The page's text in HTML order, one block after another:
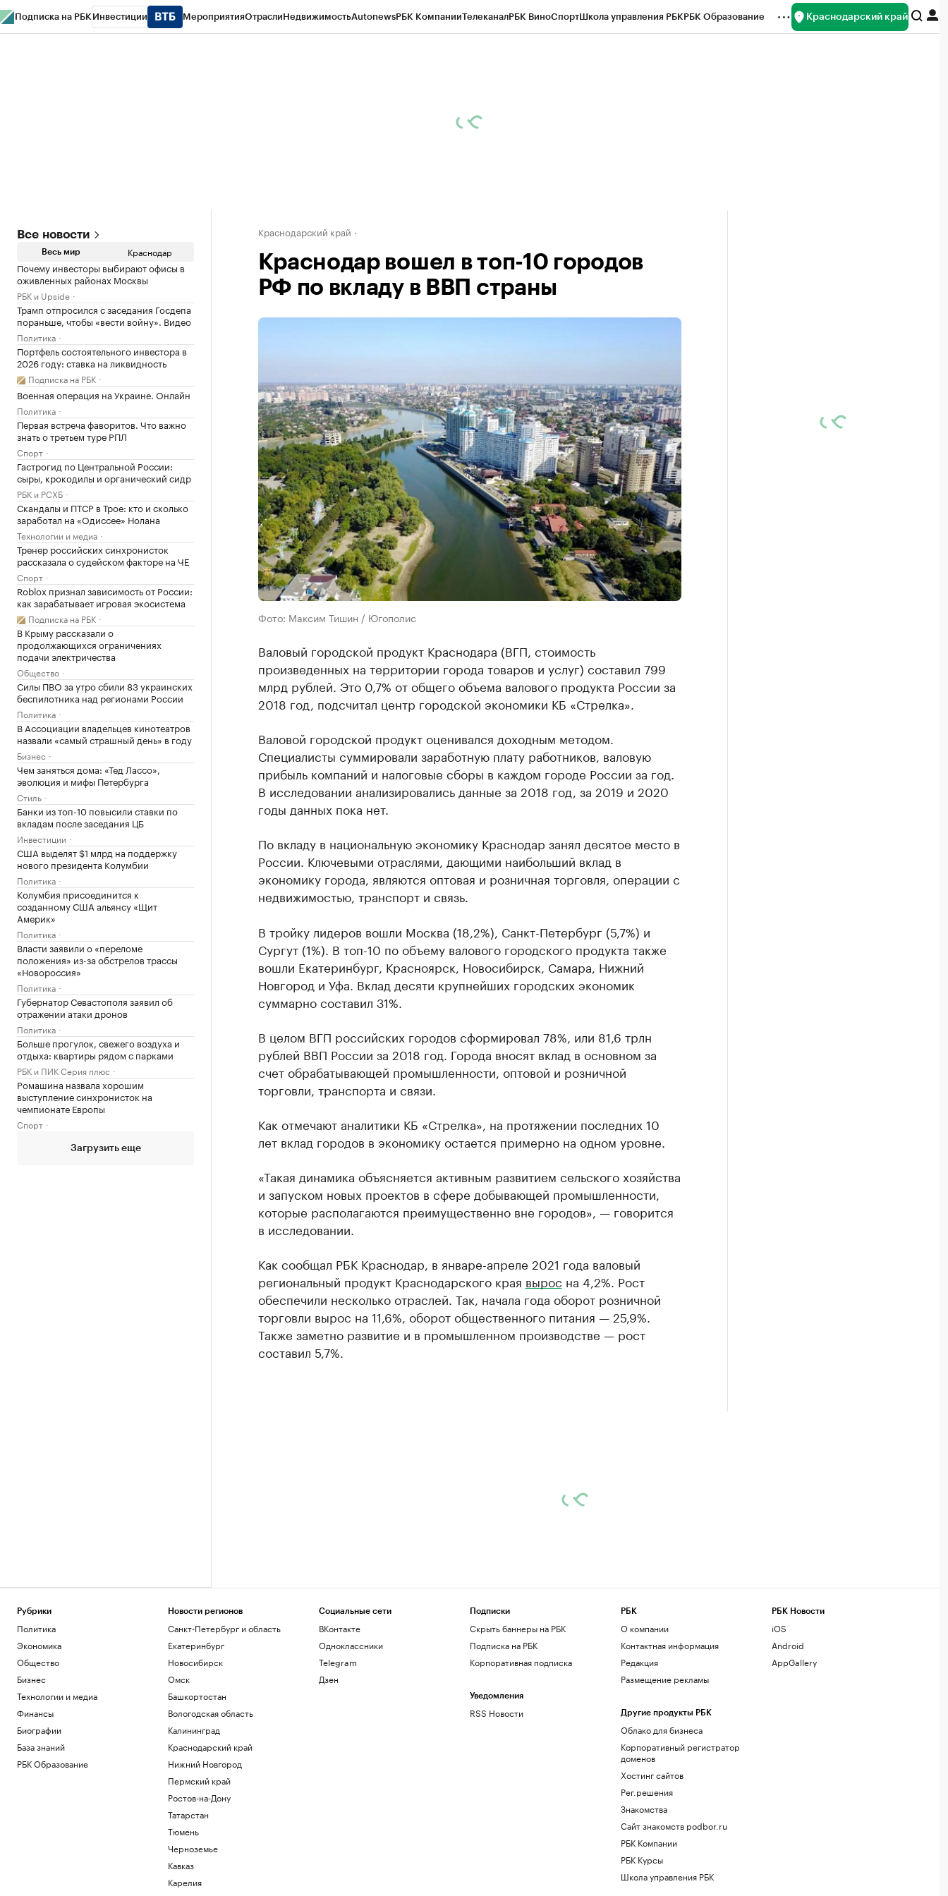
Подписка на РБК Инвестиции МероприятияОтраслиНедвижимостьAutonewsРБК КомпанииТелеканалРБК ВиноСпортШкола управления РБКРБК Образование Краснодарский край
Все новости
Весь мир Краснодар
Почему инвесторы выбирают офисы в
оживленных районах Москвы
РБК и Upside
Трамп отпросился с заседания Госдепа
пораньше, чтобы «вести войну». Видео
Политика
Портфель состоятельного инвестора в
2026 году: ставка на ликвидность
Подписка на РБК
Военная операция на Украине. Онлайн
Политика
Первая встреча фаворитов. Что важно
знать о третьем туре РПЛ
Спорт
Гастрогид по Центральной России:
сыры, крокодилы и органический сидр
РБК и РСХБ
Скандалы и ПТСР в Трое: кто и сколько
заработал на «Одиссее» Нолана
Технологии и медиа
Тренер российских синхронисток
рассказала о судейском факторе на ЧЕ
Спорт
Roblox признал зависимость от России:
как зарабатывает игровая экосистема
Подписка на РБК
В Крыму рассказали о
продолжающихся ограничениях
подачи электричества
Общество
Силы ПВО за утро сбили 83 украинских
беспилотника над регионами России
Политика
В Ассоциации владельцев кинотеатров
назвали «самый страшный день» в году
Бизнес
Чем заняться дома: «Тед Лассо»,
эволюция и мифы Петербурга
Стиль
Банки из топ-10 повысили ставки по
вкладам после заседания ЦБ
Инвестиции
США выделят $1 млрд на поддержку
нового президента Колумбии
Политика
Колумбия присоединится к
созданному США альянсу «Щит
Америк»
Политика
Власти заявили о «переломе
положения» из-за обстрелов трассы
«Новороссия»
Политика
Губернатор Севастополя заявил об
отражении атаки дронов
Политика
Больше прогулок, свежего воздуха и
отдыха: квартиры рядом с парками
РБК и ПИК Серия плюс
Ромашина назвала хорошим
выступление синхронисток на
чемпионате Европы
Спорт
Загрузить еще
Краснодарский край
Краснодар вошел в топ-10 городов
РФ по вкладу в ВВП страны
Фото: Максим Тишин / Югополис
Валовый городской продукт Краснодара (ВГП, стоимость
произведенных на территории города товаров и услуг) составил 799
млрд рублей. Это 0,7% от общего объема валового продукта России за
2018 год, подсчитал центр городской экономики КБ «Стрелка».
Валовой городской продукт оценивался доходным методом.
Специалисты суммировали заработную плату работников, валовую
прибыль компаний и налоговые сборы в каждом городе России за год.
В исследовании анализировались данные за 2018 год, за 2019 и 2020
годы данных пока нет.
По вкладу в национальную экономику Краснодар занял десятое место в
России. Ключевыми отраслями, дающими наибольший вклад в
экономику города, являются оптовая и розничная торговля, операции с
недвижимостью, транспорт и связь.
В тройку лидеров вошли Москва (18,2%), Санкт-Петербург (5,7%) и
Сургут (1%). В топ-10 по объему валового городского продукта также
вошли Екатеринбург, Красноярск, Новосибирск, Самара, Нижний
Новгород и Уфа. Вклад десяти крупнейших городских экономик
суммарно составил 31%.
В целом ВГП российских городов сформировал 78%, или 81,6 трлн
рублей ВВП России за 2018 год. Города вносят вклад в основном за
счет обрабатывающей промышленности, оптовой и розничной
торговли, транспорта и связи.
Как отмечают аналитики КБ «Стрелка», на протяжении последних 10
лет вклад городов в экономику остается примерно на одном уровне.
«Такая динамика объясняется активным развитием сельского хозяйства
и запуском новых проектов в сфере добывающей промышленности,
которые располагаются преимущественно вне городов», — говорится
в исследовании.
Как сообщал РБК Краснодар, в январе-апреле 2021 года валовый
региональный продукт Краснодарского края вырос на 4,2%. Рост
обеспечили несколько отраслей. Так, начала года оборот розничной
торговли вырос на 11,6%, оборот общественного питания — 25,9%.
Также заметно развитие и в промышленном производстве — рост
составил 5,7%.
Рубрики
Политика
Экономика
Общество
Бизнес
Технологии и медиа
Финансы
Биографии
База знаний
РБК Образование
Новости регионов
Санкт-Петербург и область
Екатеринбург
Новосибирск
Омск
Башкортостан
Вологодская область
Калининград
Краснодарский край
Нижний Новгород
Пермский край
Ростов-на-Дону
Татарстан
Тюмень
Черноземье
Кавказ
Карелия
Социальные сети
ВКонтакте
Одноклассники
Telegram
Дзен
Подписки
Скрыть баннеры на РБК
Подписка на РБК
Корпоративная подписка
Уведомления
RSS Новости
РБК
О компании
Контактная информация
Редакция
Размещение рекламы
Другие продукты РБК
Облако для бизнеса
Корпоративный регистратор
доменов
Хостинг сайтов
Рег.решения
Знакомства
Сайт знакомств podbor.ru
РБК Компании
РБК Курсы
Школа управления РБК
РБК Новости
iOS
Android
AppGallery